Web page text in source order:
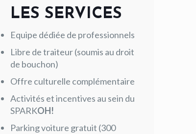
LES SERVICES
Equipe dédiée de professionnels
Libre de traiteur (soumis au droit
de bouchon)
Offre culturelle complémentaire
Activités et incentives au sein du
SPARKOH!
Parking voiture gratuit (300